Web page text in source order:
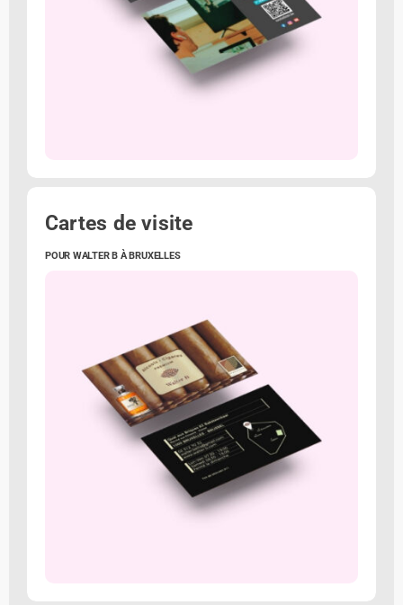
Cartes de visite
POUR WALTER B À BRUXELLES